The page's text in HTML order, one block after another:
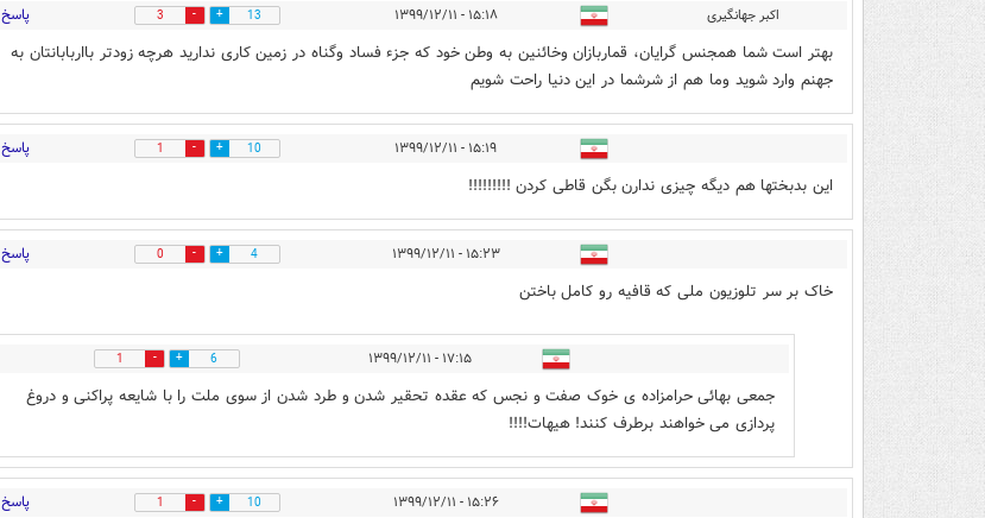
اکبر جهانگیری ۱۵:۱۸ - ۱۳۹۹/۱۲/۱۱ 13
3 پاسخ
بهتر است شما همجنس گرایان، قماربازان وخائنین به وطن خود که جزء فساد وگناه در زمین کاری ندارید هرچه زودتر بااربابانتان به
جهنم وارد شوید وما هم از شرشما در این دنیا راحت شویم
۱۵:۱۹ - ۱۳۹۹/۱۲/۱۱ 10
1 پاسخ
این بدبختها هم دیگه چیزی ندارن بگن قاطی کردن !!!!!!!!!
۱۵:۲۳ - ۱۳۹۹/۱۲/۱۱ 4
0 پاسخ
خاک بر سر تلوزیون ملی که قافیه رو کامل باختن
۱۷:۱۵ - ۱۳۹۹/۱۲/۱۱ 6
1
جمعی بهائی حرامزاده ی خوک صفت و نجس که عقده تحقیر شدن و طرد شدن از سوی ملت را با شایعه پراکنی و دروغ
پردازی می خواهند برطرف کنند! هیهات!!!!
۱۵:۲۶ - ۱۳۹۹/۱۲/۱۱ 10
1 پاسخ